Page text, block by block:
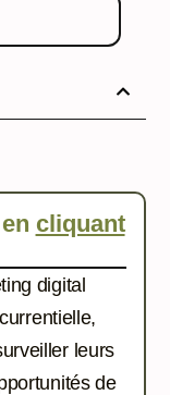
cliquant
digital
leurs
de